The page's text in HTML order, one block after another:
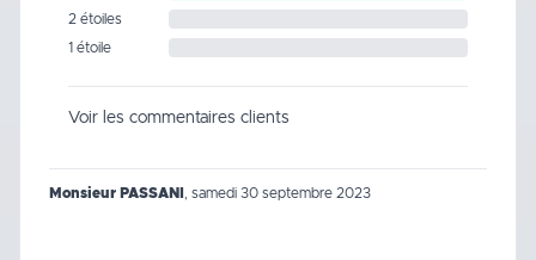
2 étoiles
1 étoile
Voir les commentaires clients
Monsieur PASSANI samedi 30 septembre 2023